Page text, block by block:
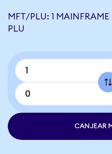
MFT/PLU: 1
PLU
CANJEAR